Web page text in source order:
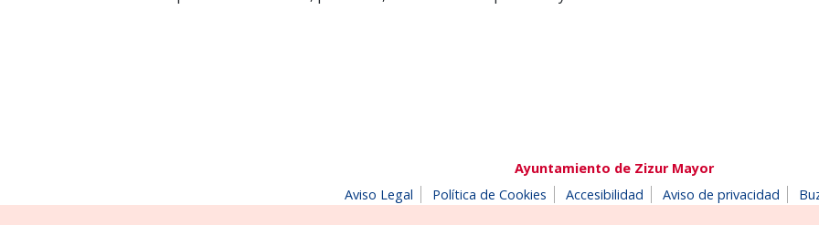
Ayuntamiento de Zizur Mayor
Aviso Legal
Política de Cookies Accesibilidad Aviso de privacidad